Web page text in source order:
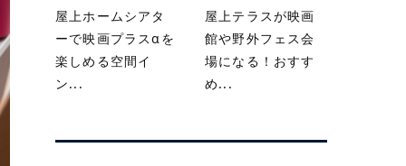
屋上ホームシアタ
ーで映画プラスαを
楽しめる空間イ
ン...
屋上テラスが映画
館や野外フェス会
場になる！おすす
め...